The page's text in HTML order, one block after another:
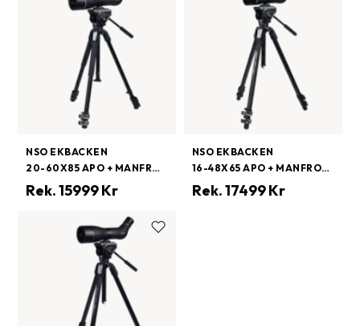
NSO EKBACKEN
20-60X85 APO + MANFROTTO MVH500/MT190X3 ALUMINIUM
Rek.15999Kr
NSO EKBACKEN
16-48X65 APO + MANFROTTO MVH500/MT055BDWCF CARBON FIBER
Rek.17499Kr